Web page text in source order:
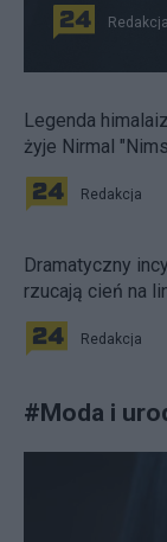
Redakcja
Legenda
żyje Nirmal
Redakcja
Dramatyczny
rzucają cień na
Redakcja
#Moda i